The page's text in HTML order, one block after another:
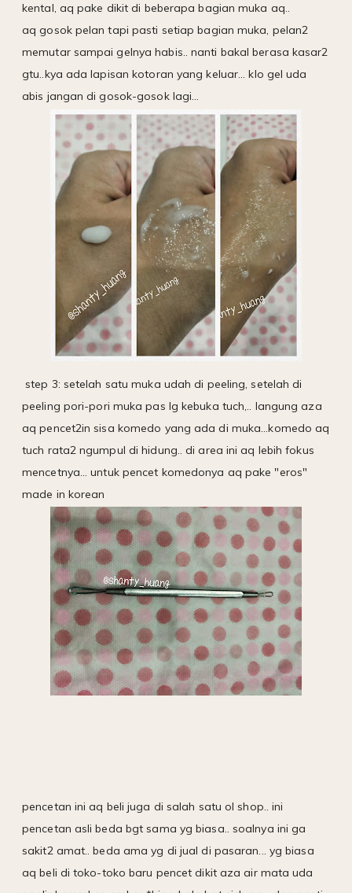
kental, aq pake dikit di beberapa bagian muka aq..
aq gosok pelan tapi pasti setiap bagian muka, pelan2
memutar sampai gelnya habis.. nanti bakal berasa kasar2
gtu..kya ada lapisan kotoran yang keluar... klo gel uda
abis jangan di gosok-gosok lagi...
step 3: setelah satu muka udah di peeling, setelah di
peeling pori-pori muka pas lg kebuka tuch,.. langung aza
aq pencet2in sisa komedo yang ada di muka...komedo aq
tuch rata2 ngumpul di hidung.. di area ini aq lebih fokus
mencetnya... untuk pencet komedonya aq pake "eros"
made in korean
pencetan ini aq beli juga di salah satu ol shop.. ini
pencetan asli beda bgt sama yg biasa.. soalnya ini ga
sakit2 amat.. beda ama yg di jual di pasaran... yg biasa
aq beli di toko-toko baru pencet dikit aza air mata uda